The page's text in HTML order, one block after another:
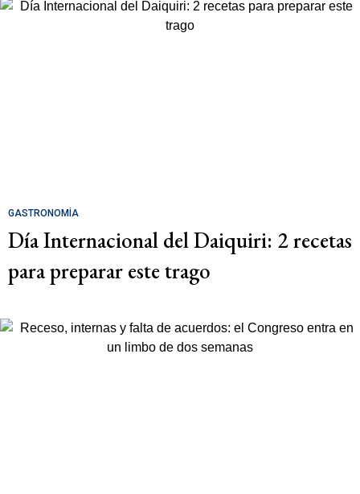
GASTRONOMÍA
Día Internacional del Daiquiri: 2 recetas
para preparar este trago